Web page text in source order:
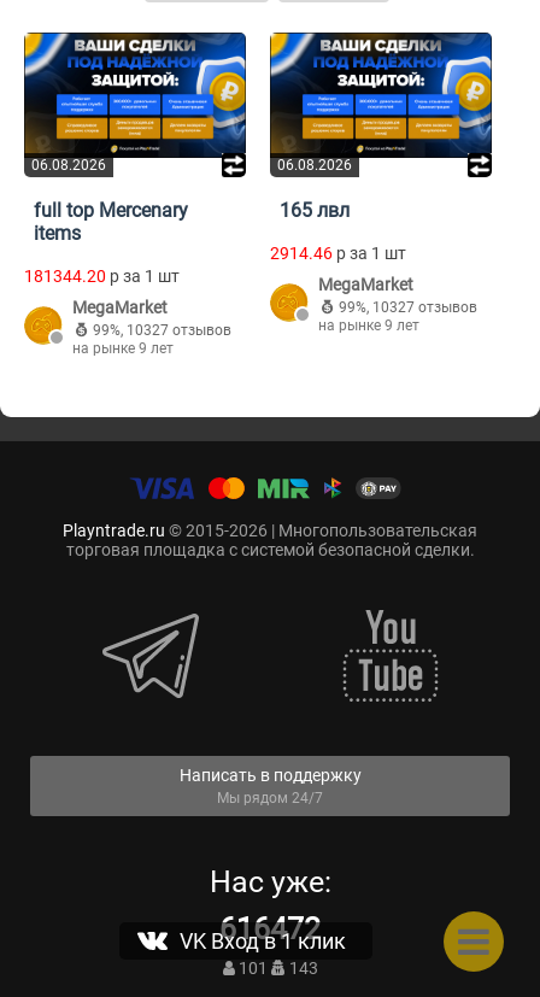
06.08.2026
full top Mercenary
items
181344.20 p за 1 шт
MegaMarket
99%, 10327 отзывов
на рынке 9 лет
06.08.2026
165 лвл
2914.46 p за 1 шт
MegaMarket
99%, 10327 отзывов
на рынке 9 лет
Playntrade.ru © 2015-2026 | Многопользовательская
торговая площадка с системой безопасной сделки.
Написать в поддержку
Мы рядом 24/7
Нас уже:
616472
101 143
VK Вход в 1 клик